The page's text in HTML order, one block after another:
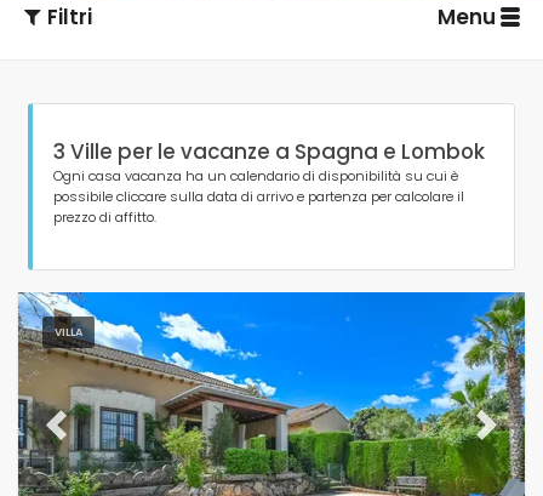
Filtri Menu
Persone
Camere da letto
Bagni
3 Ville per le vacanze a Spagna e Lombok
Ogni casa vacanza ha un calendario di disponibilità su cui è
possibile cliccare sulla data di arrivo e partenza per calcolare il
prezzo di affitto.
VILLA
Previous Next